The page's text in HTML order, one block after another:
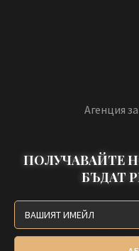
Агенция
ПОЛУЧАВАЙТЕ
БЪДАТ